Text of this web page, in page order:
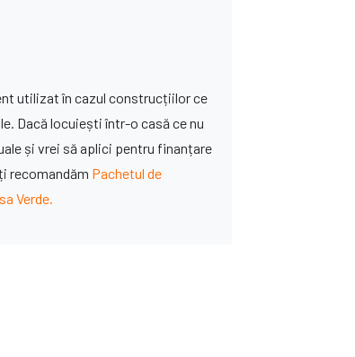
utilizat în cazul construcțiilor ce
Dacă locuiești într-o casă ce nu
și vrei să aplici pentru finanțare
recomandăm Pachetul de
Verde.